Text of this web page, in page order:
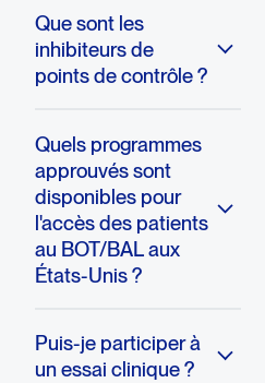
Que sont les
inhibiteurs de
points de contrôle ?
Quels programmes
approuvés sont
disponibles pour
l'accès des patients
au BOT/BAL aux
États-Unis ?
Puis-je participer à
un essai clinique ?